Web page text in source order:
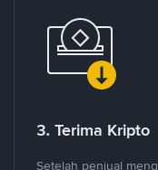
3. Terima Kripto
Setelah penjual